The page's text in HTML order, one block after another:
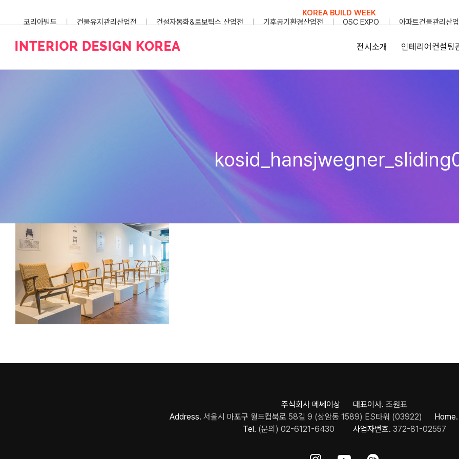
KOREA BUILD WEEK
코리아빌드
건물유지관리산업전 건설자동화&로보틱스 산업전 기후공기환경산업전 OSC EXPO 아파트건물관리산
전시소개 인테리어컨설팅
주식회사 메쎄이상 대표이사. 조원표
Address. 서울시 마포구 월드컵북로 58길 9 (상암동 1589) ES타워 (03922) Home.
Tel. (문의) 02-6121-6430 사업자번호. 372-81-02557